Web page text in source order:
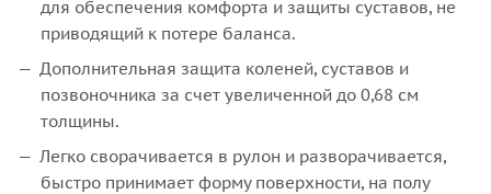
для обеспечения комфорта и защиты суставов, не
приводящий к потере баланса.
Дополнительная защита коленей, суставов и
позвоночника за счет увеличенной до 0,68 см
толщины.
Легко сворачивается в рулон и разворачивается,
быстро принимает форму поверхности, на полу